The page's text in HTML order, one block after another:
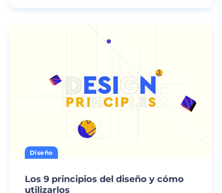
Diseño
Los 9 principios del diseño y cómo
utilizarlos